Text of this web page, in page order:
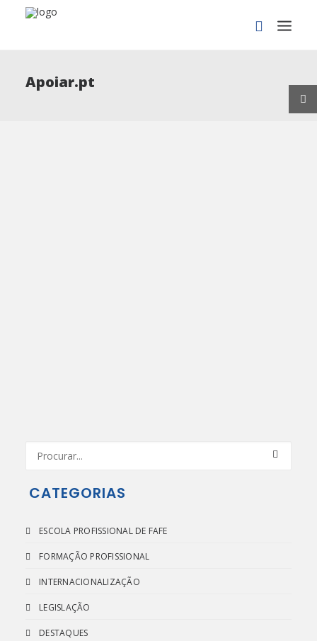
Apoiar.pt
CATEGORIAS
ESCOLA PROFISSIONAL DE FAFE
FORMAÇÃO PROFISSIONAL
INTERNACIONALIZAÇÃO
LEGISLAÇÃO
DESTAQUES